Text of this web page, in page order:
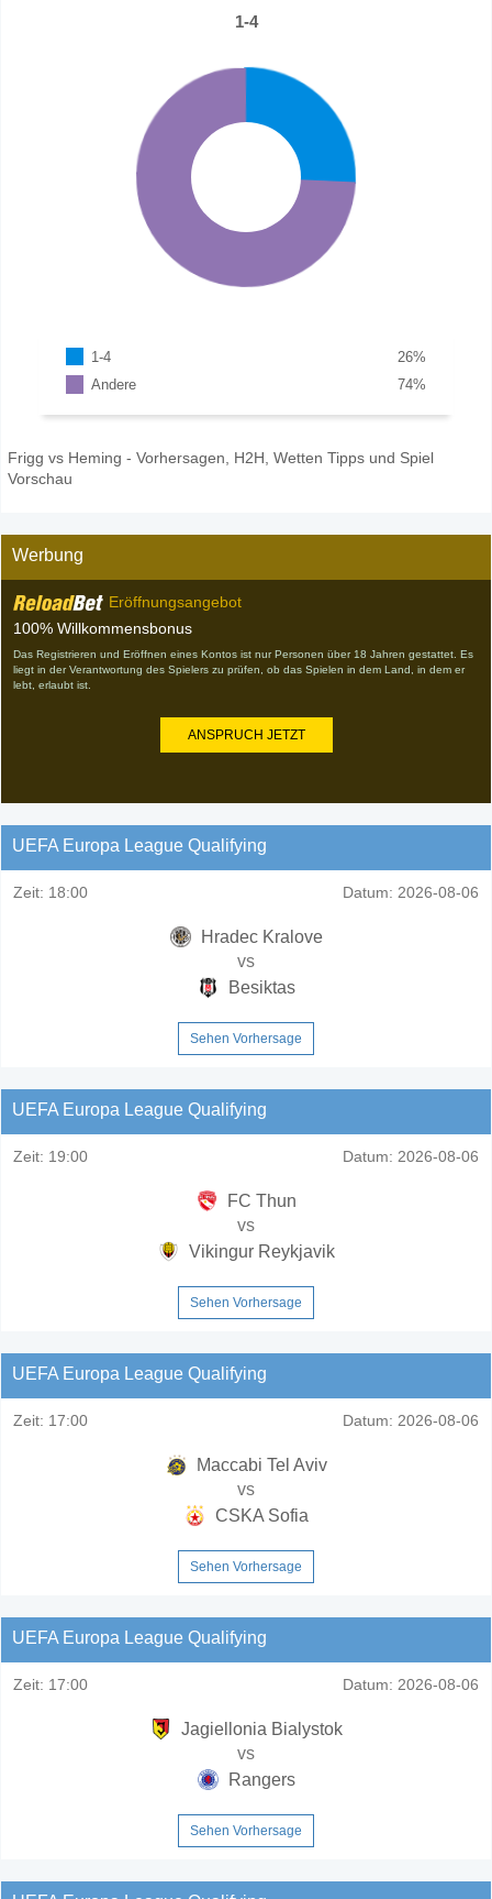
1-4
1-4 %
26
Andere
%
74
Frigg vs Heming - Vorhersagen, H2H, Wetten Tipps und Spiel
Vorschau
Werbung
Eröffnungsangebot
100% Willkommensbonus
Das Registrieren und Eröffnen eines Kontos ist nur Personen über 18 Jahren gestattet. Es
liegt in der Verantwortung des Spielers zu prüfen, ob das Spielen in dem Land, in dem er
lebt, erlaubt ist.
ANSPRUCH JETZT
UEFA Europa League Qualifying
Zeit: 18:00 Datum: 2026-08-06
Hradec Kralove
vs
Besiktas
Sehen Vorhersage
UEFA Europa League Qualifying
Zeit: 19:00 Datum: 2026-08-06
FC Thun
vs
Vikingur Reykjavik
Sehen Vorhersage
UEFA Europa League Qualifying
Zeit: 17:00 Datum: 2026-08-06
Maccabi Tel Aviv
vs
CSKA Sofia
Sehen Vorhersage
UEFA Europa League Qualifying
Zeit: 17:00 Datum: 2026-08-06
Jagiellonia Bialystok
vs
Rangers
Sehen Vorhersage